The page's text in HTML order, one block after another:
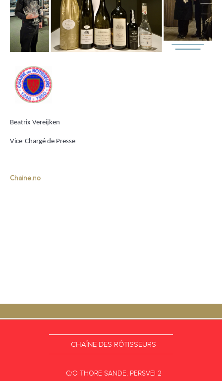
Beatrix Vereijken
Vice-Chargé de Presse
Chaine.no
CHAÎNE DES RÔTISSEURS
C/O THORE SANDE, PERSVEI 2